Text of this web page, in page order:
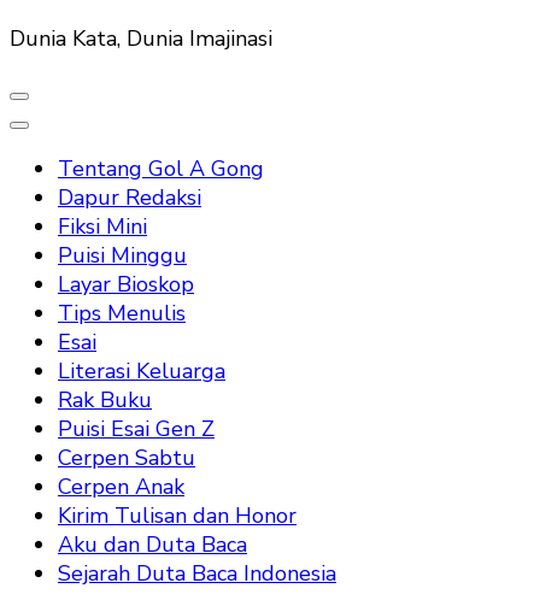
Dunia Kata, Dunia Imajinasi
Tentang Gol A Gong
Dapur Redaksi
Fiksi Mini
Puisi Minggu
Layar Bioskop
Tips Menulis
Esai
Literasi Keluarga
Rak Buku
Puisi Esai Gen Z
Cerpen Sabtu
Cerpen Anak
Kirim Tulisan dan Honor
Aku dan Duta Baca
Sejarah Duta Baca Indonesia